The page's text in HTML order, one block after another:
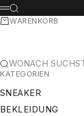
ZUM INHALT SPRINGEN
MENÜ
SUCHE
WARENKORB
WONACH SUCHST DU?
KATEGORIEN
SNEAKER
BEKLEIDUNG